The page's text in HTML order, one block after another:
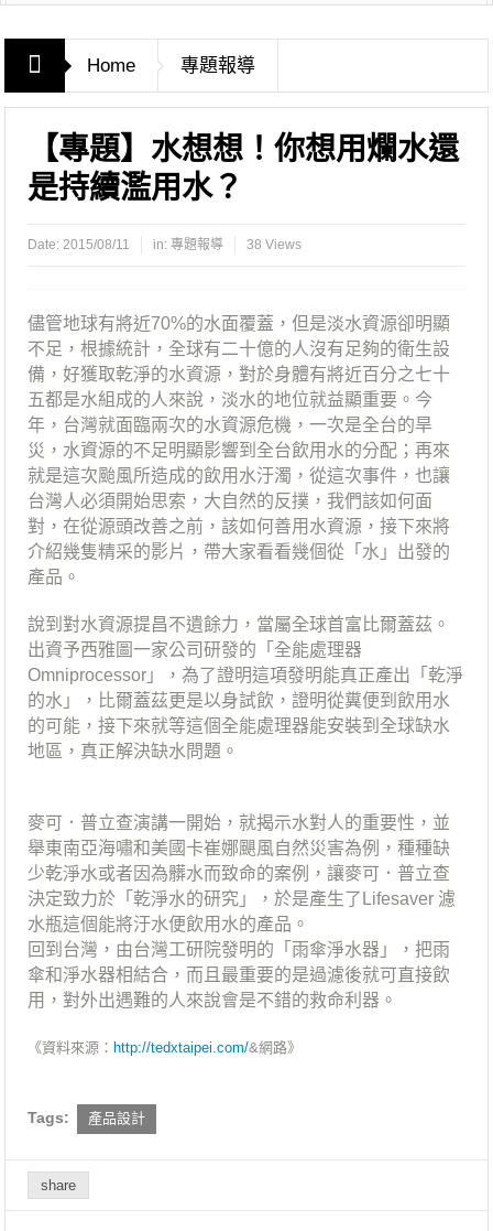
Home 專題報導
【專題】水想想！你想用爛水還
是持續濫用水？
Date:2015/08/11 in:專題報導 38 Views
儘管地球有將近70%的水面覆蓋，但是淡水資源卻明顯
不足，根據統計，全球有二十億的人沒有足夠的衛生設
備，好獲取乾淨的水資源，對於身體有將近百分之七十
五都是水組成的人來說，淡水的地位就益顯重要。今
年，台灣就面臨兩次的水資源危機，一次是全台的旱
災，水資源的不足明顯影響到全台飲用水的分配；再來
就是這次颱風所造成的飲用水汙濁，從這次事件，也讓
台灣人必須開始思索，大自然的反撲，我們該如何面
對，在從源頭改善之前，該如何善用水資源，接下來將
介紹幾隻精采的影片，帶大家看看幾個從「水」出發的
產品。
說到對水資源提昌不遺餘力，當屬全球首富比爾蓋茲。
出資予西雅圖一家公司研發的「全能處理器
Omniprocessor」，為了證明這項發明能真正產出「乾淨
的水」，比爾蓋茲更是以身試飲，證明從糞便到飲用水
的可能，接下來就等這個全能處理器能安裝到全球缺水
地區，真正解決缺水問題。
麥可．普立查演講一開始，就揭示水對人的重要性，並
舉東南亞海嘯和美國卡崔娜颶風自然災害為例，種種缺
少乾淨水或者因為髒水而致命的案例，讓麥可．普立查
決定致力於「乾淨水的研究」，於是產生了Lifesaver 濾
水瓶這個能將汙水便飲用水的產品。
回到台灣，由台灣工研院發明的「雨傘淨水器」，把雨
傘和淨水器相結合，而且最重要的是過濾後就可直接飲
用，對外出遇難的人來說會是不錯的救命利器。
《資料來源： http://tedxtaipei.com/&網路》
Tags: 產品設計
share